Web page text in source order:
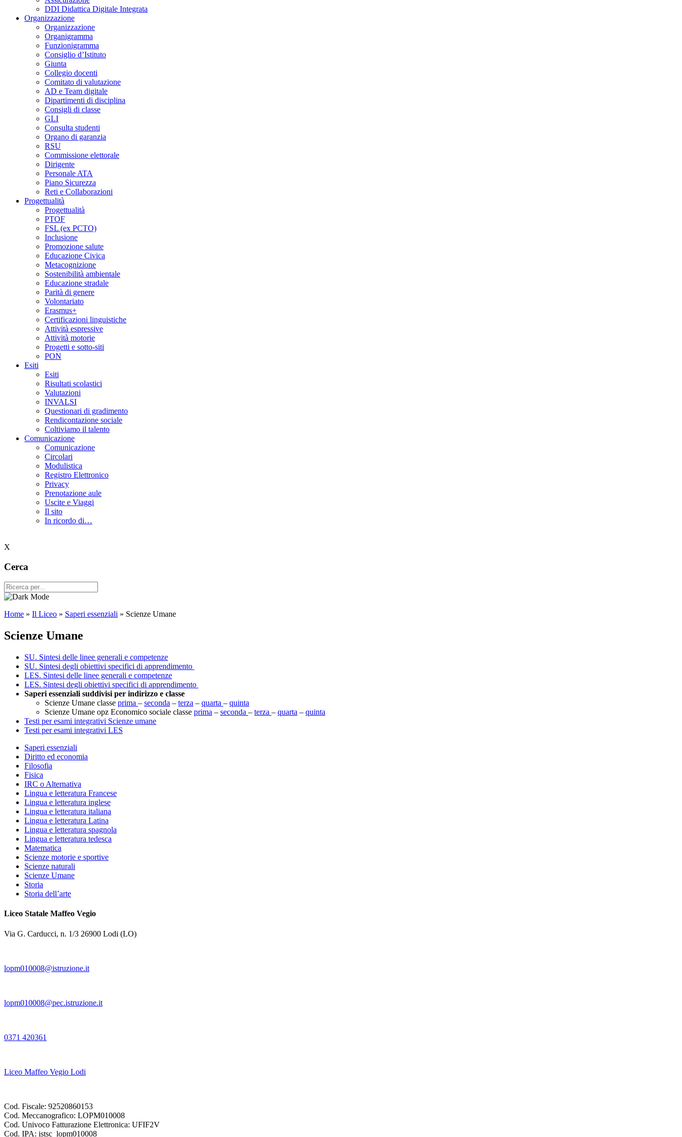
DDI Didattica Digitale Integrata
Organizzazione
Organizzazione
Organigramma
Funzionigramma
Consiglio d’Istituto
Giunta
Collegio docenti
Comitato di valutazione
AD e Team digitale
Dipartimenti di disciplina
Consigli di classe
GLI
Consulta studenti
Organo di garanzia
RSU
Commissione elettorale
Dirigente
Personale ATA
Piano Sicurezza
Reti e Collaborazioni
Progettualità
Progettualità
PTOF
FSL (ex PCTO)
Inclusione
Promozione salute
Educazione Civica
Metacognizione
Sostenibilità ambientale
Educazione stradale
Parità di genere
Volontariato
Erasmus+
Certificazioni linguistiche
Attività espressive
Attività motorie
Progetti e sotto-siti
PON
Esiti
Esiti
Risultati scolastici
Valutazioni
INVALSI
Questionari di gradimento
Rendicontazione sociale
Coltiviamo il talento
Comunicazione
Comunicazione
Circolari
Modulistica
Registro Elettronico
Privacy
Prenotazione aule
Uscite e Viaggi
Il sito
In ricordo di…
X
Cerca
Home » Il Liceo » Saperi essenziali » Scienze Umane
Scienze Umane
SU. Sintesi delle linee generali e competenze
SU. Sintesi degli obiettivi specifici di apprendimento
LES. Sintesi delle linee generali e competenze
LES. Sintesi degli obiettivi specifici di apprendimento
Saperi essenziali suddivisi per indirizzo e classe
Scienze Umane classe prima – seconda – terza – quarta – quinta
Scienze Umane opz Economico sociale classe prima – seconda – terza – quarta – quinta
Testi per esami integrativi Scienze umane
Testi per esami integrativi LES
Saperi essenziali
Diritto ed economia
Filosofia
Fisica
IRC o Alternativa
Lingua e letteratura Francese
Lingua e letteratura inglese
Lingua e letteratura italiana
Lingua e letteratura Latina
Lingua e letteratura spagnola
Lingua e letteratura tedesca
Matematica
Scienze motorie e sportive
Scienze naturali
Scienze Umane
Storia
Storia dell’arte
Liceo Statale Maffeo Vegio
Via G. Carducci, n. 1/3 26900 Lodi (LO)
lopm010008@istruzione.it
lopm010008@pec.istruzione.it
0371 420361
Liceo Maffeo Vegio Lodi
Cod. Fiscale: 92520860153
Cod. Meccanografico: LOPM010008
Cod. Univoco Fatturazione Elettronica: UFIF2V
Cod. IPA: istsc_lopm010008